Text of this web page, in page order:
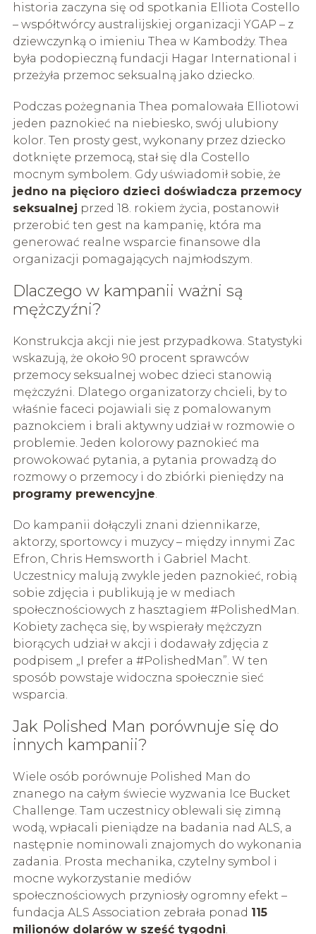
historia zaczyna się od spotkania Elliota Costello
– współtwórcy australijskiej organizacji YGAP – z
dziewczynką o imieniu Thea w Kambodży. Thea
była podopieczną fundacji Hagar International i
przeżyła przemoc seksualną jako dziecko.
Podczas pożegnania Thea pomalowała Elliotowi
jeden paznokieć na niebiesko, swój ulubiony
kolor. Ten prosty gest, wykonany przez dziecko
dotknięte przemocą, stał się dla Costello
mocnym symbolem. Gdy uświadomił sobie, że
jedno na pięcioro dzieci doświadcza przemocy
seksualnej przed 18. rokiem życia, postanowił
przerobić ten gest na kampanię, która ma
generować realne wsparcie finansowe dla
organizacji pomagających najmłodszym.
Dlaczego w kampanii ważni są
mężczyźni?
Konstrukcja akcji nie jest przypadkowa. Statystyki
wskazują, że około 90 procent sprawców
przemocy seksualnej wobec dzieci stanowią
mężczyźni. Dlatego organizatorzy chcieli, by to
właśnie faceci pojawiali się z pomalowanym
paznokciem i brali aktywny udział w rozmowie o
problemie. Jeden kolorowy paznokieć ma
prowokować pytania, a pytania prowadzą do
rozmowy o przemocy i do zbiórki pieniędzy na
programy prewencyjne.
Do kampanii dołączyli znani dziennikarze,
aktorzy, sportowcy i muzycy – między innymi Zac
Efron, Chris Hemsworth i Gabriel Macht.
Uczestnicy malują zwykle jeden paznokieć, robią
sobie zdjęcia i publikują je w mediach
społecznościowych z hasztagiem #PolishedMan.
Kobiety zachęca się, by wspierały mężczyzn
biorących udział w akcji i dodawały zdjęcia z
podpisem „I prefer a #PolishedMan”. W ten
sposób powstaje widoczna społecznie sieć
wsparcia.
Jak Polished Man porównuje się do
innych kampanii?
Wiele osób porównuje Polished Man do
znanego na całym świecie wyzwania Ice Bucket
Challenge. Tam uczestnicy oblewali się zimną
wodą, wpłacali pieniądze na badania nad ALS, a
następnie nominowali znajomych do wykonania
zadania. Prosta mechanika, czytelny symbol i
mocne wykorzystanie mediów
społecznościowych przyniosły ogromny efekt –
fundacja ALS Association zebrała ponad 115
milionów dolarów w sześć tygodni.